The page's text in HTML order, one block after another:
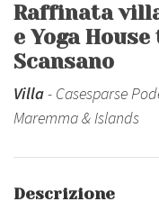
Raffinata
e Yoga
Scansano
Villa- Casesparse
Maremma & Islands
Descrizione